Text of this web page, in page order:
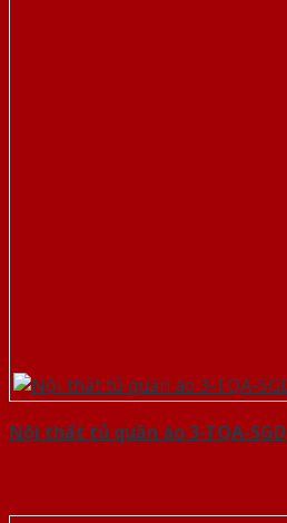
Nội thất tủ quần áo 3-TQA-SGD